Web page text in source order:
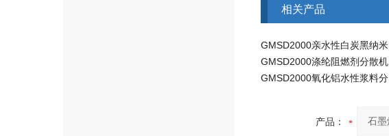
相关产品
GMSD2000涤纶阻燃剂分散机
产品：